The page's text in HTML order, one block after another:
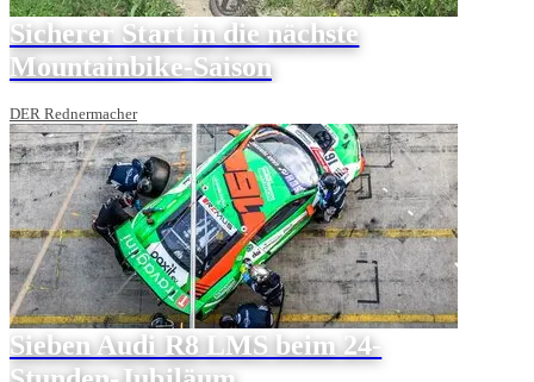
Sicherer Start in die nächste
Mountainbike-Saison
DER Rednermacher
Sieben Audi R8 LMS beim 24-